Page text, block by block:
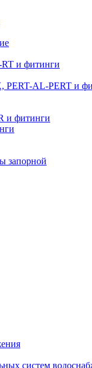
RT и фитинги
PERT-AL-PERT и
и фитинги
запорной
систем